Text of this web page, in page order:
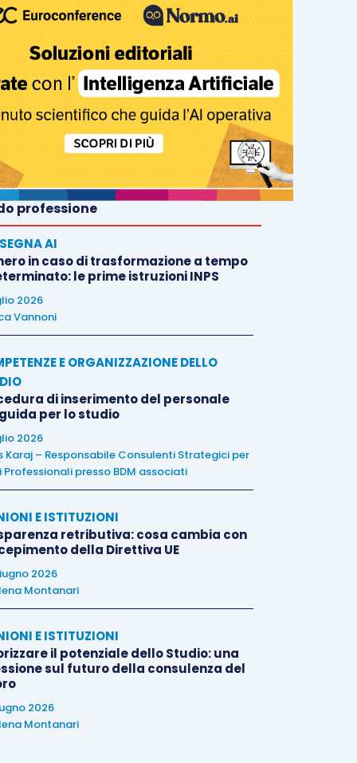
professione
AI
in caso di trasformazione a tempo
le prime istruzioni INPS
2026
Vannoni
E ORGANIZZAZIONE DELLO
di inserimento del personale
per lo studio
2026
Karaj – Responsabile Consulenti Strategici per
Professionali presso BDM associati
E ISTITUZIONI
retributiva: cosa cambia con
della Direttiva UE
2026
Montanari
E ISTITUZIONI
il potenziale dello Studio: una
sul futuro della consulenza del
2026
Montanari